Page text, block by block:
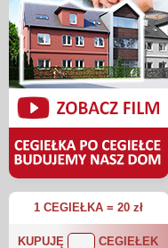
1 CEGIEŁKA = 20 zł
KUPUJĘ CEGIEŁEK